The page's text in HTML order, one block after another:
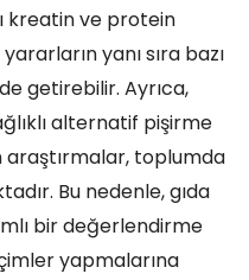
kreatin ve protein
yanı sıra bazı
getirebilir. Ayrıca,
alternatif pişirme
araştırmalar, toplumda
Bu nedenle, gıda
bir değerlendirme
yapmalarına